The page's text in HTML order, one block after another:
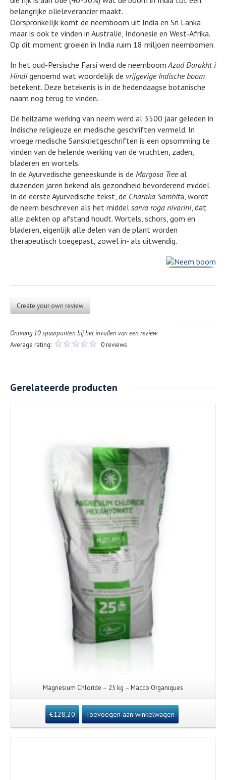
belangrijke olieleverancier maakt.
Oorspronkelijk komt de neemboom uit India en Sri Lanka
maar is ook te vinden in Australië, Indonesië en West-Afrika.
Op dit moment groeien in India ruim 18 miljoen neembomen.
In het oud-Persische Farsi werd de neemboom Azad Darakht i
Hindigenoemd wat woordelijk de vrijgevige Indische boom
betekent. Deze betekenis is in de hedendaagse botanische
naam nog terug te vinden.
De heilzame werking van neem werd al 3500 jaar geleden in
Indische religieuze en medische geschriften vermeld. In
vroege medische Sanskrietgeschriften is een opsomming te
vinden van de helende werking van de vruchten, zaden,
bladeren en wortels.
In de Ayurvedische geneeskunde is de Margosa Treeal
duizenden jaren bekend als gezondheid bevorderend middel.
In de eerste Ayurvedische tekst, de Charaka Samhita, wordt
de neem beschreven als het middel sarva roga nivarini, dat
alle ziekten op afstand houdt. Wortels, schors, gom en
bladeren, eigenlijk alle delen van de plant worden
therapeutisch toegepast, zowel in- als uitwendig.
Create your own review
Ontvang 10 spaarpunten bij het invullen van een review
Average rating:
0 reviews
Gerelateerde producten
Details
Magnesium Chloride – 25 kg – Macco Organiques
€128,20 Toevoegen aan winkelwagen